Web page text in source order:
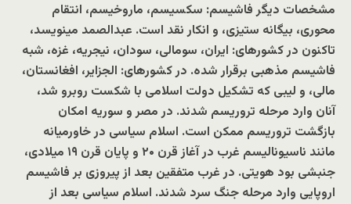
مشخصات دیگر فاشیسم: سکسیسم، ماروخیسم، انتقام
محوری، بیگانه ستیزی، و انکار نقد است. عبدالصمد مینویسد،
تاکنون در کشورهای: ایران، سومالی، سودان، نیجریه، غزه، شبه
فاشیسم مذهبی برقرار شده. در کشورهای: الجزایر، افغانستان،
مالی، و لیبی که تشکیل دولت اسلامی با شکست روبرو شد،
آنان وارد مرحله تروریسم شدند. در مصر و سوریه امکان
بازگشت تروریسم ممکن است. اسلام سیاسی در خاورمیانه
مانند ناسیونالیسم غرب در آغاز قرن ۲۰ و پایان قرن ۱۹ میلادی،
جنبشی بود هویتی. در غرب متفقین بعد از پیروزی بر فاشیسم
اروپایی وارد مرحله جنگ سرد شدند. اسلام سیاسی بعد از